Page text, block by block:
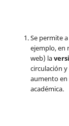
Se permite
ejemplo, en
web) la
circulación
aumento en
académica.